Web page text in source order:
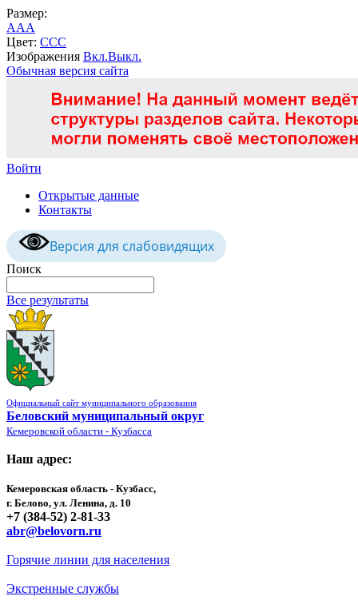
Размер:
AAA
Цвет: CCC
Изображения Вкл.Выкл.
Обычная версия сайта
Войти
Открытые данные
Контакты
Версия для слабовидящих
Поиск
Все результаты
Официальный сайт муниципального образования
Беловский муниципальный округ
Кемеровской области - Кузбасса
Наш адрес:
Кемеровская область - Кузбасс,
г. Белово, ул. Ленина, д. 10
+7 (384-52) 2-81-33
abr@belovorn.ru
Горячие линии для населения
Экстренные службы